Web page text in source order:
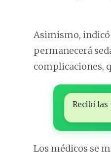
Asimismo, indicó
permanecerá
complicaciones,
Recibí las
Los médicos se